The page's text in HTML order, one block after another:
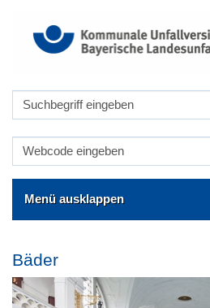
Menü ausklappen
Bäder